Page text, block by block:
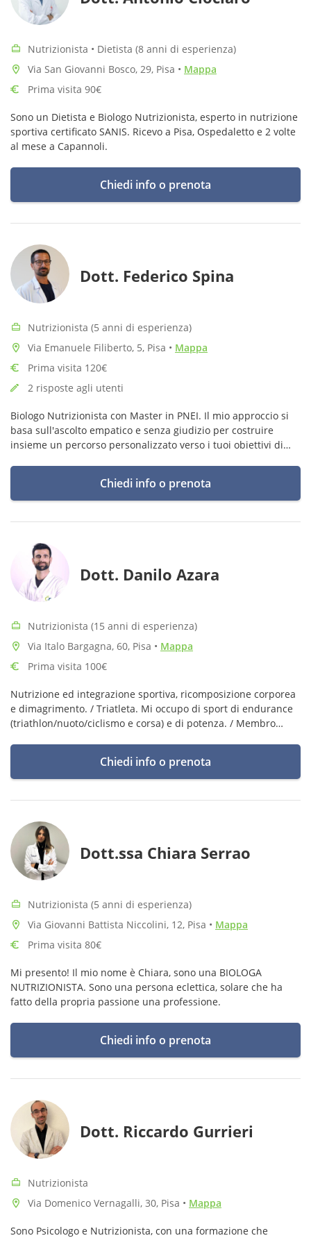
Nutrizionista • Dietista (8 anni di esperienza)
Via San Giovanni Bosco, 29, Pisa • Mappa
Prima visita 90€
Sono un Dietista e Biologo Nutrizionista, esperto in nutrizione
sportiva certificato SANIS. Ricevo a Pisa, Ospedaletto e 2 volte
al mese a Capannoli.
Chiedi info o prenota
Dott. Federico Spina
Nutrizionista (5 anni di esperienza)
Via Emanuele Filiberto, 5, Pisa • Mappa
Prima visita 120€
2 risposte agli utenti
Biologo Nutrizionista con Master in PNEI. Il mio approccio si
basa sull'ascolto empatico e senza giudizio per costruire
insieme un percorso personalizzato verso i tuoi obiettivi di
Chiedi info o prenota
Dott. Danilo Azara
Nutrizionista (15 anni di esperienza)
Via Italo Bargagna, 60, Pisa • Mappa
Prima visita 100€
Nutrizione ed integrazione sportiva, ricomposizione corporea
e dimagrimento. / Triatleta. Mi occupo di sport di endurance
(triathlon/nuoto/ciclismo e corsa) e di potenza. / Membro
Chiedi info o prenota
Dott.ssa Chiara Serrao
Nutrizionista (5 anni di esperienza)
Via Giovanni Battista Niccolini, 12, Pisa • Mappa
Prima visita 80€
Mi presento! Il mio nome è Chiara, sono una BIOLOGA
NUTRIZIONISTA. Sono una persona eclettica, solare che ha
fatto della propria passione una professione.
Chiedi info o prenota
Dott. Riccardo Gurrieri
Nutrizionista
Via Domenico Vernagalli, 30, Pisa • Mappa
Sono Psicologo e Nutrizionista, con una formazione che